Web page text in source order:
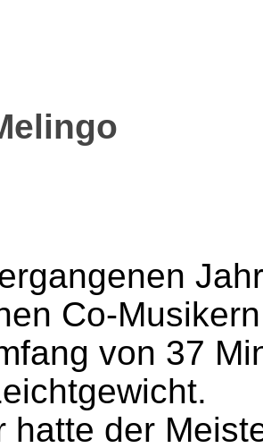
Co-
von 37
hatte der